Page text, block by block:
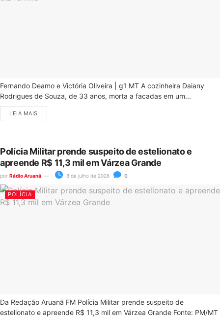
Fernando Deamo e Victória Oliveira | g1 MT A cozinheira Daiany
Rodrigues de Souza, de 33 anos, morta a facadas em um...
LEIA MAIS
Polícia Militar prende suspeito de estelionato e
apreende R$ 11,3 mil em Várzea Grande
por Rádio Aruanã 8 de julho de 2026 0
POLÍCIA
Da Redação Aruanã FM Polícia Militar prende suspeito de
estelionato e apreende R$ 11,3 mil em Várzea Grande Fonte: PM/MT